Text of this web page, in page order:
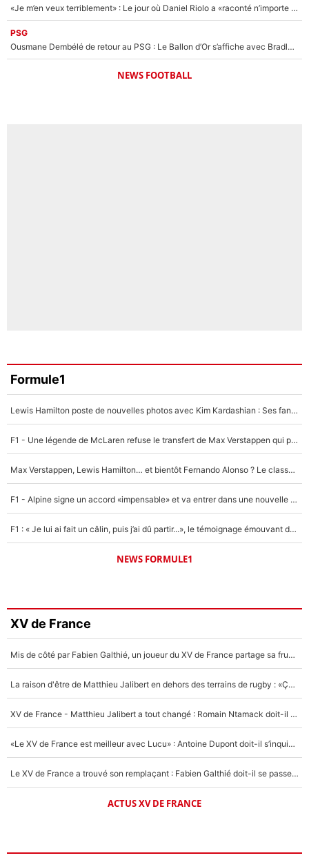
«Je m’en veux terriblement» : Le jour où Daniel Riolo a «raconté n’importe quoi» dans l'After Foot !
PSG
Ousmane Dembélé de retour au PSG : Le Ballon d’Or s’affiche avec Bradley Barcola en plein cœur du feuilleton sur son départ !
NEWS FOOTBALL
Formule1
Lewis Hamilton poste de nouvelles photos avec Kim Kardashian : Ses fans le voient déjà redevenir champion du monde de F1 grâce à elle !
F1 - Une légende de McLaren refuse le transfert de Max Verstappen qui pourrait «faire des vagues» et plomber l'ambiance dans l'équipe
Max Verstappen, Lewis Hamilton… et bientôt Fernando Alonso ? Le classement des pilotes les mieux payés en Formule 1 risque de changer !
F1 - Alpine signe un accord «impensable» et va entrer dans une nouvelle dimension : Grande nouvelle pour Pierre Gasly !
F1 : « Je lui ai fait un câlin, puis j’ai dû partir...», le témoignage émouvant de Max Verstappen sur sa fille
NEWS FORMULE1
XV de France
Mis de côté par Fabien Galthié, un joueur du XV de France partage sa frustration : «ils ne me l’ont pas dit tout de suite»
La raison d'être de Matthieu Jalibert en dehors des terrains de rugby : «Ça m'atteint autant que si tu touches à un membre de ma famille»
XV de France - Matthieu Jalibert a tout changé : Romain Ntamack doit-il s’inquiéter pour sa place à un an de la Coupe du monde ?
«Le XV de France est meilleur avec Lucu» : Antoine Dupont doit-il s’inquiéter pour sa place ?
Le XV de France a trouvé son remplaçant : Fabien Galthié doit-il se passer d'Antoine Dupont ?
ACTUS XV DE FRANCE